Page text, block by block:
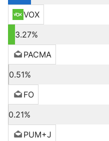
VOX
3.27%
PACMA
0.51%
FO
0.21%
PUM+J